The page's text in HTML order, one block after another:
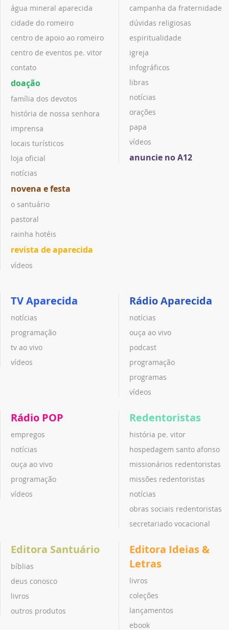
água mineral aparecida
cidade do romeiro
centro de apoio ao romeiro
centro de eventos pe. vitor
contato
doação
família dos devotos
história de nossa senhora
imprensa
locais turísticos
loja oficial
notícias
novena e festa
o santuário
pastoral
rainha hotéis
revista de aparecida
vídeos
campanha da fraternidade
dúvidas religiosas
espiritualidade
igreja
infográficos
libras
notícias
orações
papa
vídeos
anuncie no A12
TV Aparecida
notícias
programação
tv ao vivo
vídeos
Rádio Aparecida
notícias
ouça ao vivo
podcast
programação
programas
vídeos
Rádio POP
empregos
notícias
ouça ao vivo
programação
vídeos
Redentoristas
história pe. vitor
hospedagem santo afonso
missionários redentoristas
missões redentoristas
notícias
obras sociais redentoristas
secretariado vocacional
Editora Santuário
bíblias
deus conosco
livros
outros produtos
Editora Ideias &
Letras
livros
coleções
lançamentos
ebook